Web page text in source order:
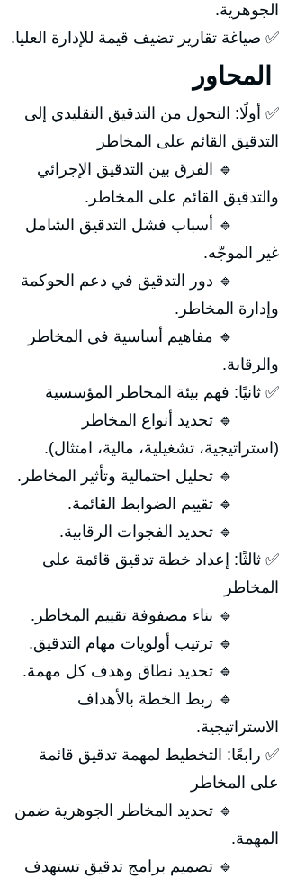
الجوهرية.
✅ صياغة تقارير تضيف قيمة للإدارة العليا.
✅ أولًا: التحول من التدقيق التقليدي إلى
التدقيق القائم على المخاطر
🔹 الفرق بين التدقيق الإجرائي
والتدقيق القائم على المخاطر.
🔹 أسباب فشل التدقيق الشامل
غير الموجّه.
🔹 دور التدقيق في دعم الحوكمة
وإدارة المخاطر.
🔹 مفاهيم أساسية في المخاطر
والرقابة.
✅ ثانيًا: فهم بيئة المخاطر المؤسسية
🔹 تحديد أنواع المخاطر
(استراتيجية، تشغيلية، مالية، امتثال).
🔹 تحليل احتمالية وتأثير المخاطر.
🔹 تقييم الضوابط القائمة.
🔹 تحديد الفجوات الرقابية.
✅ ثالثًا: إعداد خطة تدقيق قائمة على
المخاطر
🔹 بناء مصفوفة تقييم المخاطر.
🔹 ترتيب أولويات مهام التدقيق.
🔹 تحديد نطاق وهدف كل مهمة.
🔹 ربط الخطة بالأهداف
الاستراتيجية.
✅ رابعًا: التخطيط لمهمة تدقيق قائمة
على المخاطر
🔹 تحديد المخاطر الجوهرية ضمن
المهمة.
🔹 تصميم برامج تدقيق تستهدف